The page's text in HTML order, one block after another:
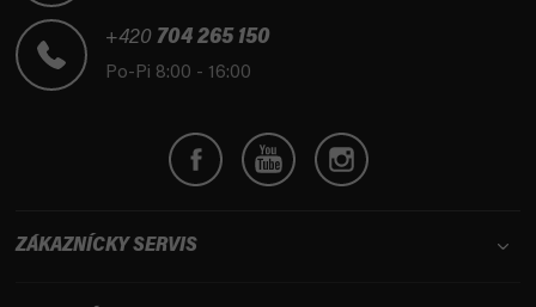
+420 704 265 150
Po-Pi 8:00 - 16:00
ZÁKAZNÍCKY SERVIS